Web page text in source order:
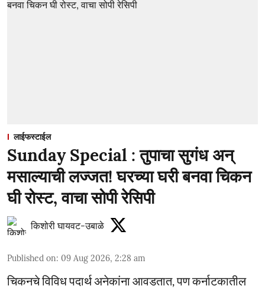
लाईफस्टाईल
Sunday Special : तुपाचा सुगंध अन्
मसाल्याची लज्जत! घरच्या घरी बनवा चिकन
घी रोस्ट, वाचा सोपी रेसिपी
किशोरी घायवट-उबाळे
Published on: 09 Aug 2026, 2:28 am
चिकनचे विविध पदार्थ अनेकांना आवडतात, पण कर्नाटकातील